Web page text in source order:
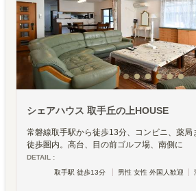
シェアハウス 取手丘の上HOUSE
常磐線取手駅から徒歩13分、コンビニ、薬局
徒歩圏内。高台、目の前ゴルフ場、南側に
DETAIL :
取手駅 徒歩13分
男性 女性 外国人歓迎